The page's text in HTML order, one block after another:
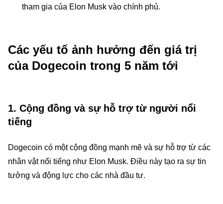
tham gia của Elon Musk vào chính phủ.
Các yếu tố ảnh hưởng đến giá trị
của Dogecoin trong 5 năm tới
1. Cộng đồng và sự hỗ trợ từ người nổi
tiếng
Dogecoin có một cộng đồng mạnh mẽ và sự hỗ trợ từ các
nhân vật nổi tiếng như Elon Musk. Điều này tạo ra sự tin
tưởng và động lực cho các nhà đầu tư.